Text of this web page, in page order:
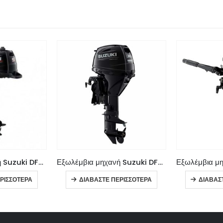
Εξωλέμβια μηχανή Suzuki DF5A Εξωλέμβια μηχανή Suzuki DF30AT
ΔΙΑΒΆΣΤΕ ΠΕΡΙΣΣΌΤΕΡΑ